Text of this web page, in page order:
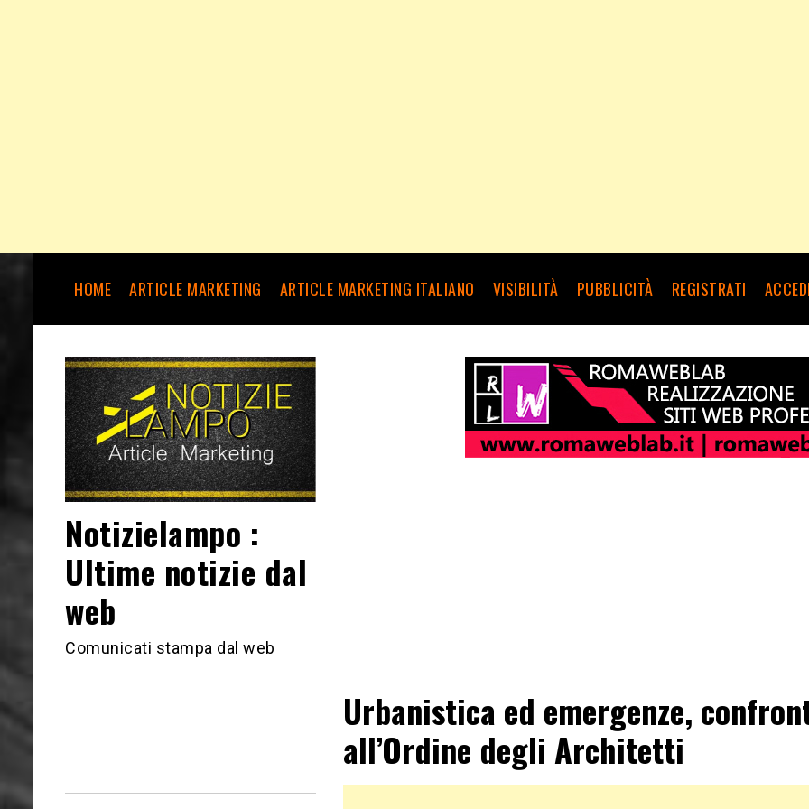
HOME ARTICLE MARKETING ARTICLE MARKETING ITALIANO VISIBILITÀ PUBBLICITÀ REGISTRATI
Notizielampo :
Ultime notizie dal
web
Comunicati stampa dal web
Urbanistica ed emergenze,
all’Ordine degli Architetti